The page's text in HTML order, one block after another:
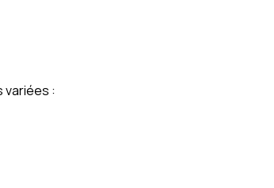
variées :